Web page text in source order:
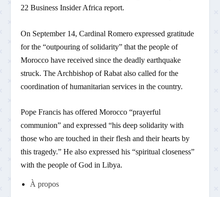
22 Business Insider Africa report.
On September 14, Cardinal Romero expressed gratitude
for the “outpouring of solidarity” that the people of
Morocco have received since the deadly earthquake
struck. The Archbishop of Rabat also called for the
coordination of humanitarian services in the country.
Pope Francis has offered Morocco “prayerful
communion” and expressed “his deep solidarity with
those who are touched in their flesh and their hearts by
this tragedy.” He also expressed his “spiritual closeness”
with the people of God in Libya.
À propos